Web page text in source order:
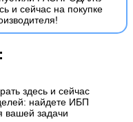
и сейчас на покупке
здесь и сейчас
найдете ИБП
вашей задачи